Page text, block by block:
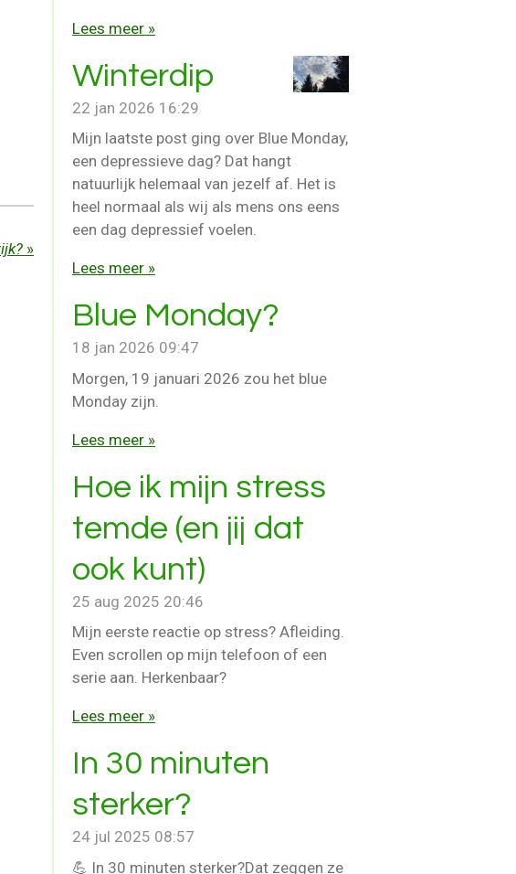
»
Lees meer »
Winterdip
22 jan 2026 16:29
Mijn laatste post ging over Blue Monday,
een depressieve dag? Dat hangt
natuurlijk helemaal van jezelf af. Het is
heel normaal als wij als mens ons eens
een dag depressief voelen.
Lees meer »
Blue Monday?
18 jan 2026 09:47
Morgen, 19 januari 2026 zou het blue
Monday zijn.
Lees meer »
Hoe ik mijn stress
temde (en jij dat
ook kunt)
25 aug 2025 20:46
Mijn eerste reactie op stress? Afleiding.
Even scrollen op mijn telefoon of een
serie aan. Herkenbaar?
Lees meer »
In 30 minuten
sterker?
24 jul 2025 08:57
💪 In 30 minuten sterker?Dat zeggen ze